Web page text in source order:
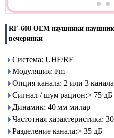
RF-608 OEM наушники
вечеринки
Система: UHF/RF
Модуляция: Fm
Опция канала: 2 или 3 канала
Сигнал / шум рацион:> 75 дБ
Динамик: 40 мм милар
Частотная характеристика:
Разделение канала:> 35 дБ